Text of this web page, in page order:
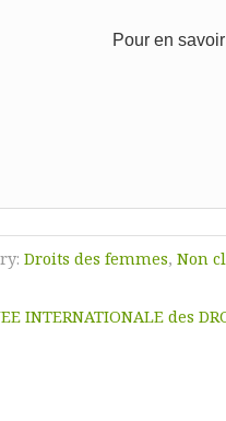
Pour en
Droits des femmes, Non
INTERNATIONALE des